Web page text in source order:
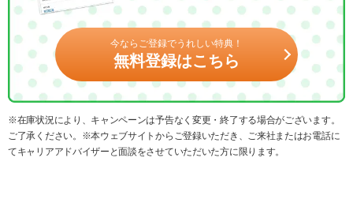
今ならご登録でうれしい特典！
無料登録はこちら
※在庫状況により、キャンペーンは予告なく変更・終了する場合がございます。
ご了承ください。※本ウェブサイトからご登録いただき、ご来社またはお電話に
てキャリアアドバイザーと面談をさせていただいた方に限ります。